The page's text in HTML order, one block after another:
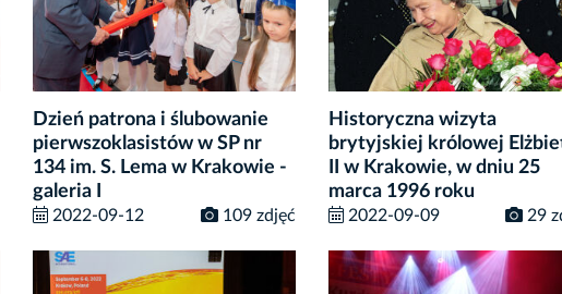
Dzień patrona i ślubowanie
pierwszoklasistów w SP nr
134 im. S. Lema w Krakowie -
galeria I
2022-09-12 109 zdjęć
Historyczna wizyta
brytyjskiej królowej
II w Krakowie, w dniu 25
marca 1996 roku
2022-09-09 29